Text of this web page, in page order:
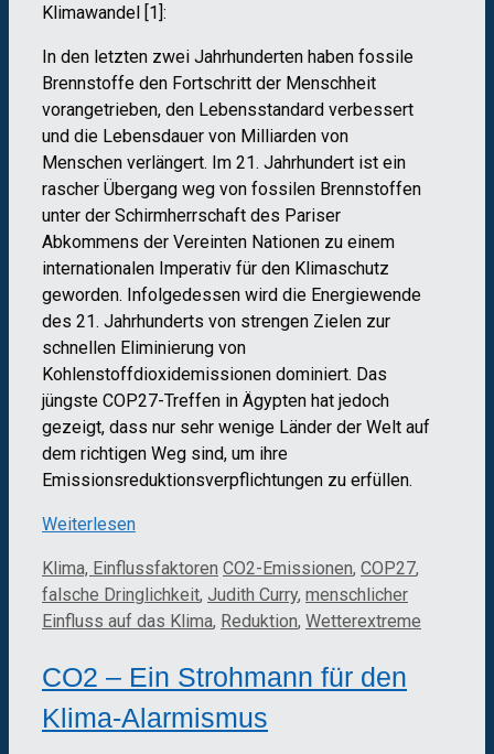
Klimawandel [1]:
In den letzten zwei Jahrhunderten haben fossile
Brennstoffe den Fortschritt der Menschheit
vorangetrieben, den Lebensstandard verbessert
und die Lebensdauer von Milliarden von
Menschen verlängert. Im 21. Jahrhundert ist ein
rascher Übergang weg von fossilen Brennstoffen
unter der Schirmherrschaft des Pariser
Abkommens der Vereinten Nationen zu einem
internationalen Imperativ für den Klimaschutz
geworden. Infolgedessen wird die Energiewende
des 21. Jahrhunderts von strengen Zielen zur
schnellen Eliminierung von
Kohlenstoffdioxidemissionen dominiert. Das
jüngste COP27-Treffen in Ägypten hat jedoch
gezeigt, dass nur sehr wenige Länder der Welt auf
dem richtigen Weg sind, um ihre
Emissionsreduktionsverpflichtungen zu erfüllen.
Weiterlesen
Kategorien
Klima, Einflussfaktoren Schlagwörter
CO2-Emissionen, COP27,
falsche Dringlichkeit, Judith Curry, menschlicher
Einfluss auf das Klima, Reduktion, Wetterextreme
CO2 – Ein Strohmann für den
Klima-Alarmismus